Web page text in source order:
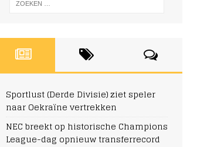
Sportlust (Derde Divisie) ziet speler
naar Oekraïne vertrekken
NEC breekt op historische Champions
League-dag opnieuw transferrecord